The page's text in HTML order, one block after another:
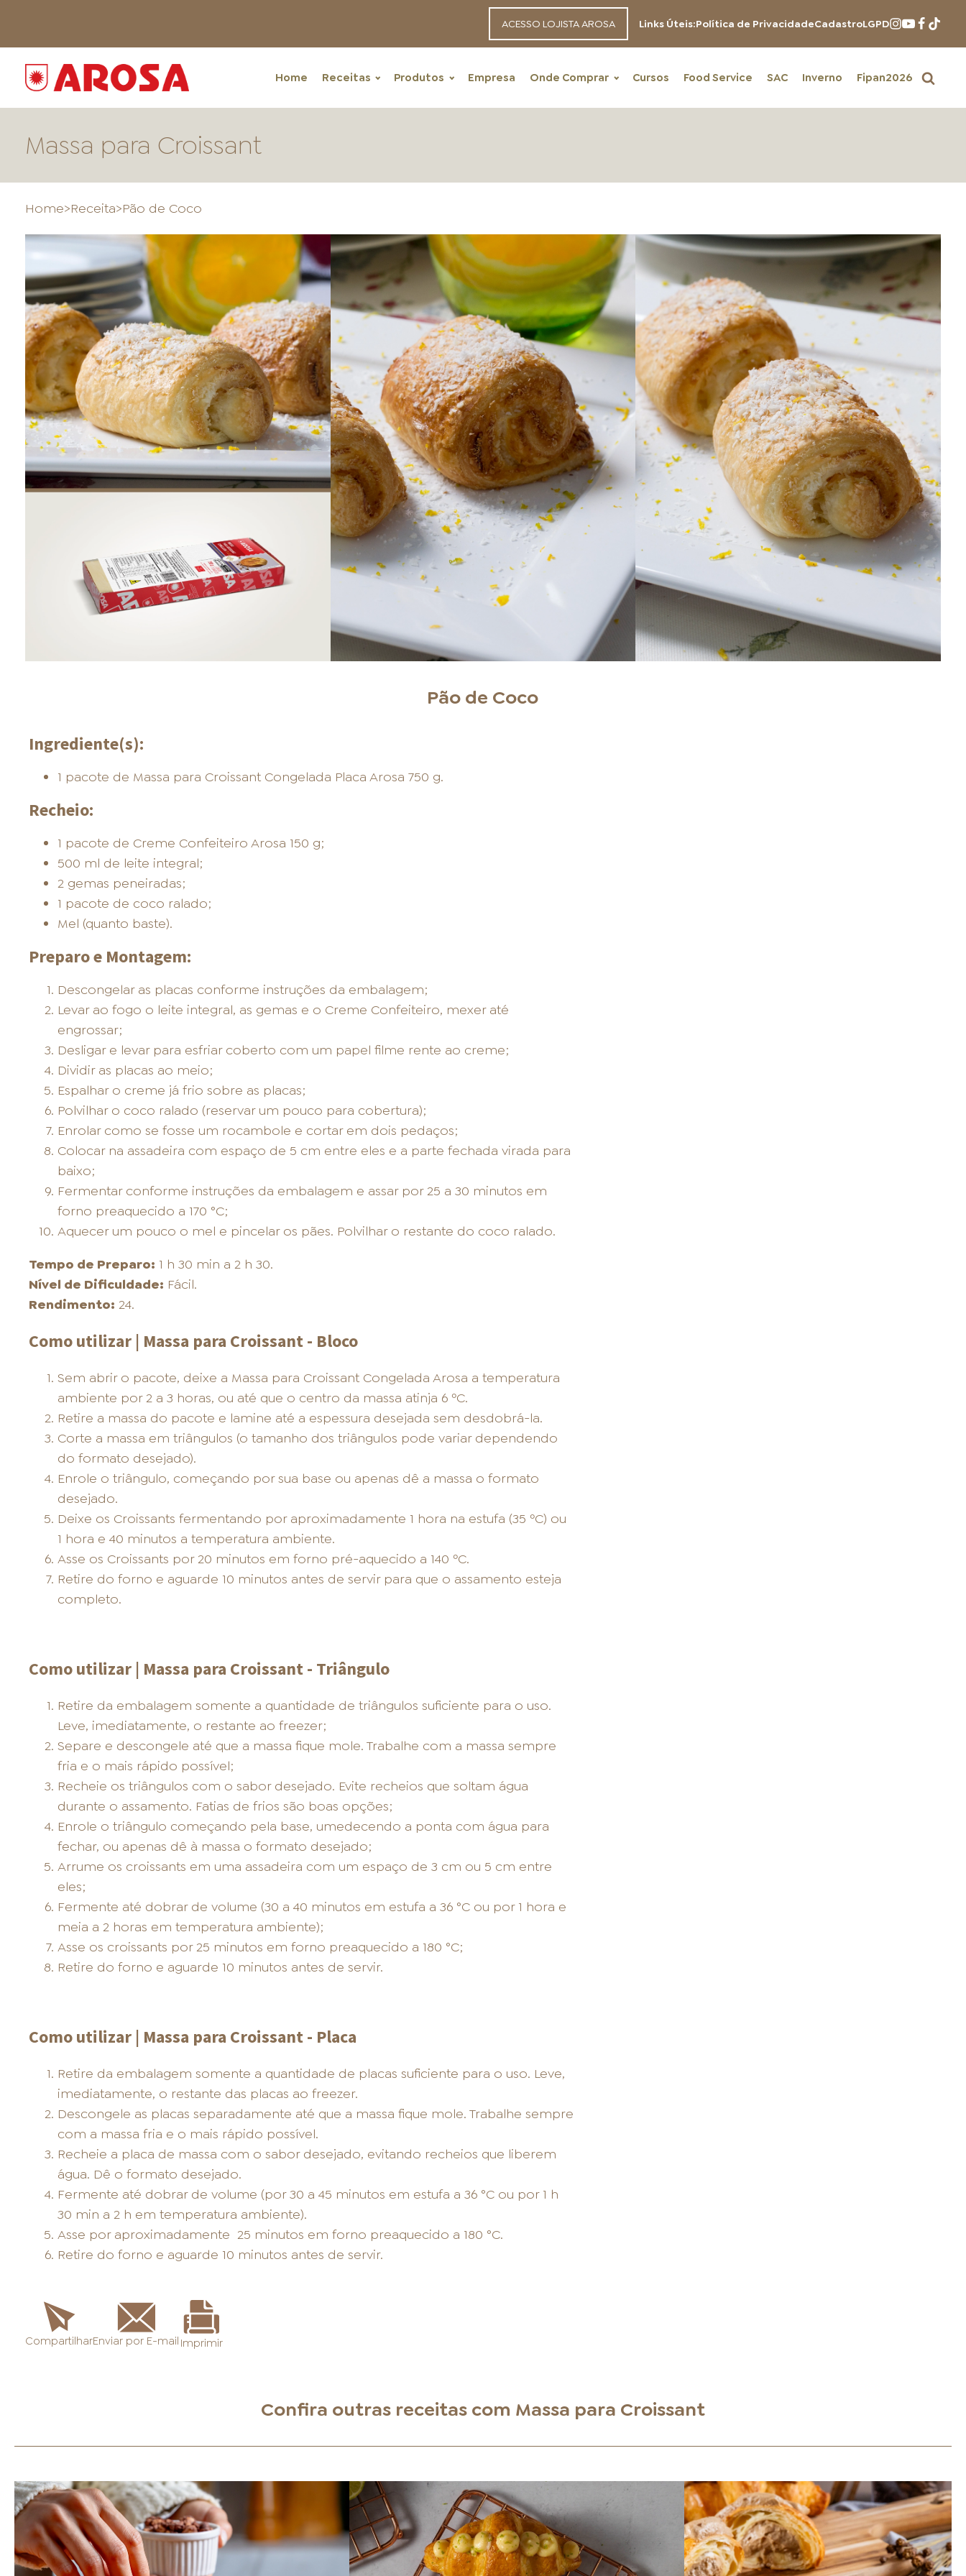
ACESSO LOJISTA AROSA Links Úteis:Política de PrivacidadeCadastroLGPD
Home Receitas Produtos Empresa Onde Comprar Cursos Food Service SAC Inverno Fipan2026
HOME
ONDE COMPRAR LOJAS AROSA DISTRIBUIDORES E REPRESENTANTES
FOOD SERVICE EMPRESA AGENDA DE CURSOS
INVERNO SAC ACESSO PARA PARCEIROS
Massa para Croissant
Home>Receita>Pão de Coco
Pão de Coco
Ingrediente(s):
1 pacote de Massa para Croissant Congelada Placa Arosa 750 g.
Recheio:
1 pacote de Creme Confeiteiro Arosa 150 g;
500 ml de leite integral;
2 gemas peneiradas;
1 pacote de coco ralado;
Mel (quanto baste).
Preparo e Montagem:
Descongelar as placas conforme instruções da embalagem;
Levar ao fogo o leite integral, as gemas e o Creme Confeiteiro, mexer até
engrossar;
Desligar e levar para esfriar coberto com um papel filme rente ao creme;
Dividir as placas ao meio;
Espalhar o creme já frio sobre as placas;
Polvilhar o coco ralado (reservar um pouco para cobertura);
Enrolar como se fosse um rocambole e cortar em dois pedaços;
Colocar na assadeira com espaço de 5 cm entre eles e a parte fechada virada para
baixo;
Fermentar conforme instruções da embalagem e assar por 25 a 30 minutos em
forno preaquecido a 170 °C;
Aquecer um pouco o mel e pincelar os pães. Polvilhar o restante do coco ralado.
Tempo de Preparo: 1 h 30 min a 2 h 30.
Nível de Dificuldade: Fácil.
Rendimento: 24.
Como utilizar | Massa para Croissant - Bloco
Sem abrir o pacote, deixe a Massa para Croissant Congelada Arosa a temperatura
ambiente por 2 a 3 horas, ou até que o centro da massa atinja 6 ºC.
Retire a massa do pacote e lamine até a espessura desejada sem desdobrá-la.
Corte a massa em triângulos (o tamanho dos triângulos pode variar dependendo
do formato desejado).
Enrole o triângulo, começando por sua base ou apenas dê a massa o formato
desejado.
Deixe os Croissants fermentando por aproximadamente 1 hora na estufa (35 ºC) ou
1 hora e 40 minutos a temperatura ambiente.
Asse os Croissants por 20 minutos em forno pré-aquecido a 140 ºC.
Retire do forno e aguarde 10 minutos antes de servir para que o assamento esteja
completo.
Como utilizar | Massa para Croissant - Triângulo
Retire da embalagem somente a quantidade de triângulos suficiente para o uso.
Leve, imediatamente, o restante ao freezer;
Separe e descongele até que a massa fique mole. Trabalhe com a massa sempre
fria e o mais rápido possível;
Recheie os triângulos com o sabor desejado. Evite recheios que soltam água
durante o assamento. Fatias de frios são boas opções;
Enrole o triângulo começando pela base, umedecendo a ponta com água para
fechar, ou apenas dê à massa o formato desejado;
Arrume os croissants em uma assadeira com um espaço de 3 cm ou 5 cm entre
eles;
Fermente até dobrar de volume (30 a 40 minutos em estufa a 36 °C ou por 1 hora e
meia a 2 horas em temperatura ambiente);
Asse os croissants por 25 minutos em forno preaquecido a 180 °C;
Retire do forno e aguarde 10 minutos antes de servir.
Como utilizar | Massa para Croissant - Placa
Retire da embalagem somente a quantidade de placas suficiente para o uso. Leve,
imediatamente, o restante das placas ao freezer.
Descongele as placas separadamente até que a massa fique mole. Trabalhe sempre
com a massa fria e o mais rápido possível.
Recheie a placa de massa com o sabor desejado, evitando recheios que liberem
água. Dê o formato desejado.
Fermente até dobrar de volume (por 30 a 45 minutos em estufa a 36 °C ou por 1 h
30 min a 2 h em temperatura ambiente).
Asse por aproximadamente 25 minutos em forno preaquecido a 180 °C.
Retire do forno e aguarde 10 minutos antes de servir.
CompartilharEnviar por E-mail Imprimir
Confira outras receitas com Massa para Croissant